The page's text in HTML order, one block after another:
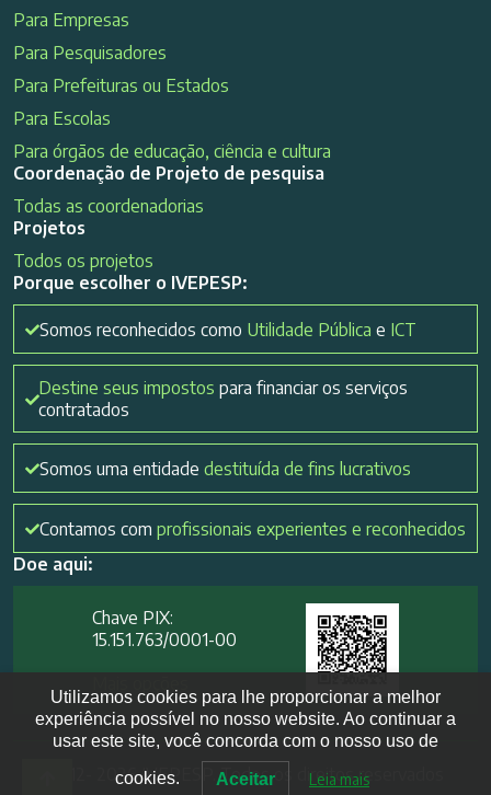
Para Empresas
Para Pesquisadores
Para Prefeituras ou Estados
Para Escolas
Para órgãos de educação, ciência e cultura
Coordenação de Projeto de pesquisa
Todas as coordenadorias
Projetos
Todos os projetos
Porque escolher o IVEPESP:
Somos reconhecidos como Utilidade Pública e ICT
Destine seus impostos para financiar os serviços
contratados
Somos uma entidade destituída de fins lucrativos
Contamos com profissionais experientes e reconhecidos
Doe aqui:
Chave PIX:
15.151.763/0001-00​
2012- 2026 IVEPESP. Todos os direitos reservados
Utilizamos cookies para lhe proporcionar a melhor
experiência possível no nosso website. Ao continuar a
usar este site, você concorda com o nosso uso de
cookies. Aceitar Leia mais